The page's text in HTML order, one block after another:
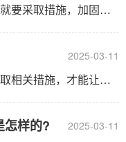
厂房沉降既影响使用又影美观，那么就要采取措施，加固正好可以解决这一问题，加固方法需要根据沉降的具体原因、沉降程度以及厂房的结构特点来确定。以下是一些常见的厂房沉降加固方法： 一、地基加固 换土垫层法： 原理：将原有的松软土壤挖除，用强度高、压缩性较低且没有侵蚀性的材料代替。......
2025-03-11
房梁受弯是比较大的事故，必须要采取相关措施，才能让它恢复如初，那么加固法是针对房屋结构中梁的正截面受弯承载力不足而进行的一种加固方法。以下是一些常见的房梁受弯加固法及其详细说明： 一、加大截面加固法 原理：通过增加原梁的受力钢筋，同时在外侧新浇筑混凝土以加大梁截面，从而提高梁......
2025-03-11
怎样的?